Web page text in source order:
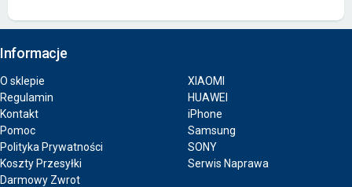
Informacje
O sklepie
Regulamin
Kontakt
Pomoc
Polityka Prywatności
Koszty Przesyłki
Darmowy Zwrot
XIAOMI
HUAWEI
iPhone
Samsung
SONY
Serwis Naprawa